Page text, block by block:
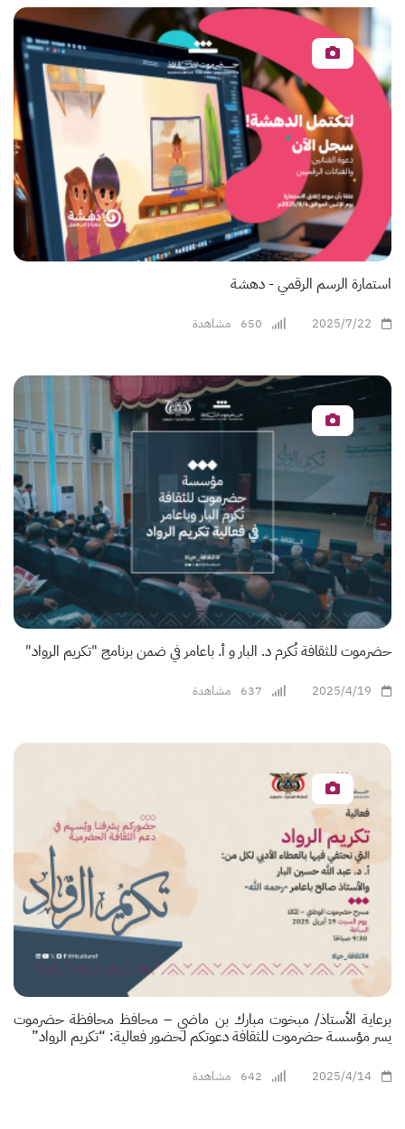
استمارة الرسم الرقمي - دهشة
2025/7/22
650 مشاهدة
حضرموت للثقافة تُكرم د. البار و أ. باعامر في ضمن برنامج "تكريم الرواد"
2025/4/19
637 مشاهدة
برعاية الأستاذ/ مبخوت مبارك بن ماضي – محافظ محافظة حضرموت
يسر مؤسسة حضرموت للثقافة دعوتكم لحضور فعالية: “تكريم الرواد”
2025/4/14
642 مشاهدة